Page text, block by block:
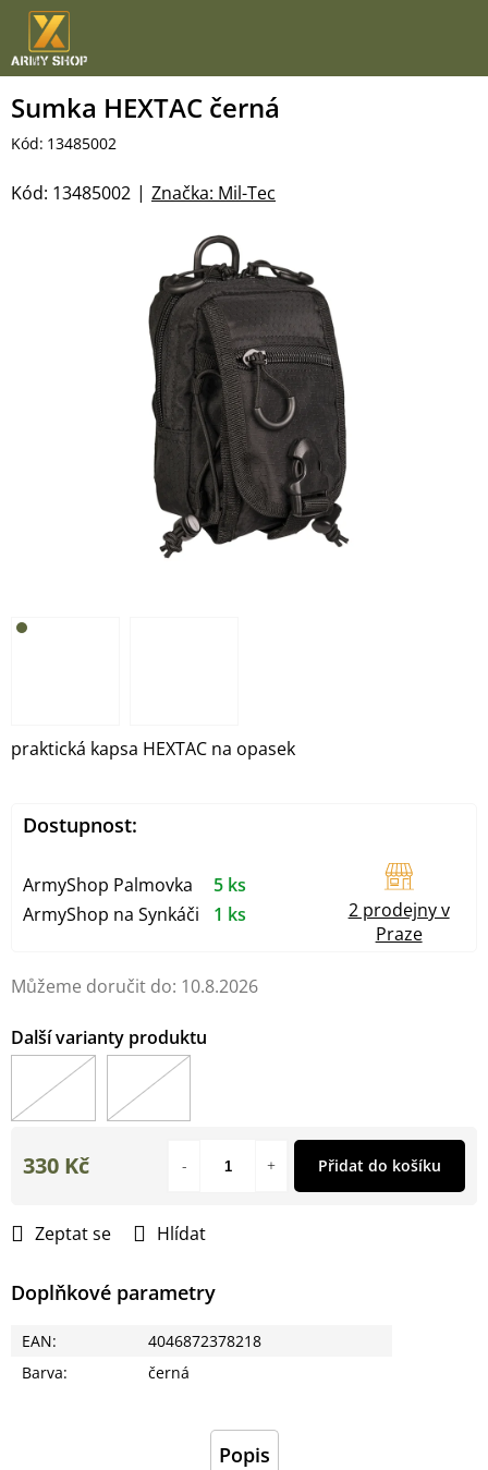
Přejít
obsah
Sumka HEXTAC černá
Kód: 13485002
Značka: Mil-Tec
Kód: 13485002
Můžeme doručit do: 10.8.2026
praktická kapsa HEXTAC na opasek
Zeptat se Hlídat
Doplňkové parametry
EAN:
4046872378218
Barva: černá
330 Kč Přidat do košíku
Dostupnost:
ArmyShop Palmovka
5 ks
ArmyShop na Synkáči
1 ks
2 prodejny v
Praze
Popis